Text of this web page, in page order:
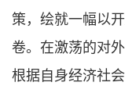
策，绘就一幅以
卷。在激荡的对
根据自身经济社